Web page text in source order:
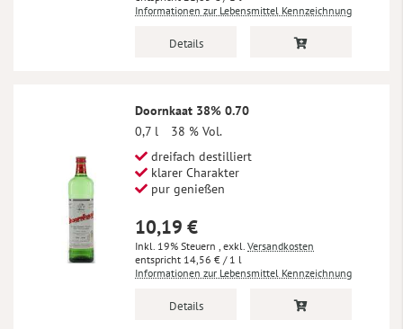
Informationen zur Lebensmittel Kennzeichnung
Details
Doornkaat 38% 0.70
0,7 l
38 % Vol.
dreifach destilliert
klarer Charakter
pur genießen
10,19 €
Inkl. 19% Steuern , exkl. Versandkosten
14,56 € / 1 l
Informationen zur Lebensmittel Kennzeichnung
Details